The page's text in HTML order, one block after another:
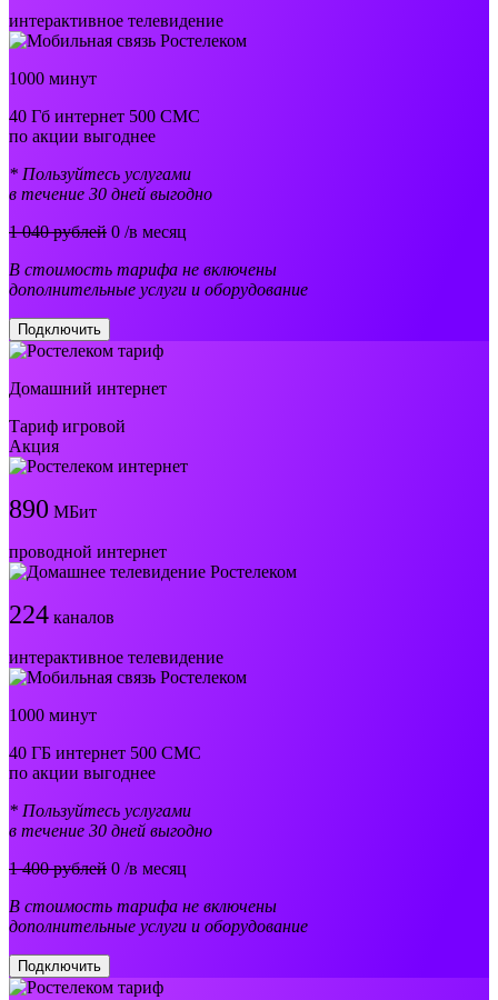
интерактивное телевидение
1000 минут
40 Гб интернет 500 СМС
по акции выгоднее
* Пользуйтесь услугами
в течение 30 дней выгодно
1 040 рублей 0 /в месяц
В стоимость тарифа не включены
дополнительные услуги и оборудование
Подключить
Домашний интернет
Тариф игровой
Акция
890 МБит
проводной интернет
224 каналов
интерактивное телевидение
1000 минут
40 ГБ интернет 500 СМС
по акции выгоднее
* Пользуйтесь услугами
в течение 30 дней выгодно
1 400 рублей 0 /в месяц
В стоимость тарифа не включены
дополнительные услуги и оборудование
Подключить